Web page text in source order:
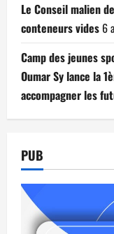
Le Conseil malien
conteneurs vides 6
Camp des jeunes
Oumar Sy lance la
accompagner les
PUB